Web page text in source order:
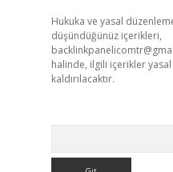
Hukuka ve yasal
düşündüğünüz içerikleri,
halinde, ilgili içerikler
kaldırılacaktır.